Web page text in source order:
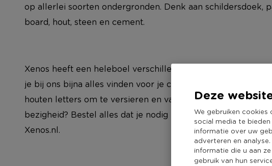
Deze
We gebruiken
social media te
informatie over uw
adverteren en
informatie die u aan
gebruik van hun
op allerlei soorten ondergronden. Denk aan schildersdoek,
board, hout, steen en cement.
Xenos heeft een heleboel verschillende kleurtjes acrylverf
je bij ons bijna alles vinden voor je creatieve hobby’s. Van
houten letters om te versieren en van verf tot kralen. Wat is
bezigheid? Bestel alles dat je nodig hebt om lekker te
Xenos.nl.